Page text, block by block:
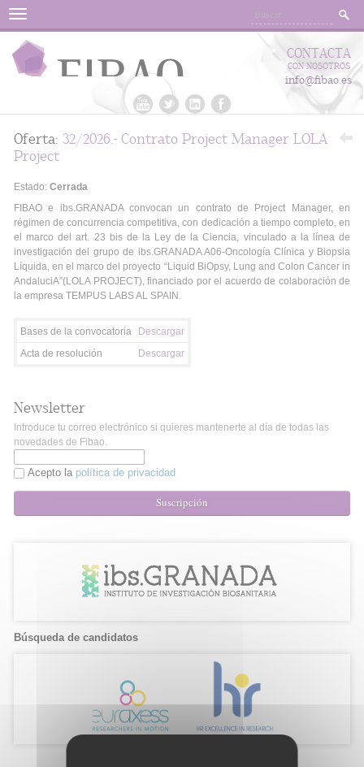
Menu
CONTACTA
CON NOSOTROS
info@fibao.es
Oferta: 32/2026.- Contrato Project Manager LOLA
Project
Estado: Cerrada
FIBAO e ibs.GRANADA convocan un contrato de Project Manager, en
régimen de concurrencia competitiva, con dedicación a tiempo completo, en
el marco del art. 23 bis de la Ley de la Ciencia, vinculado a la línea de
investigación del grupo de ibs.GRANADA A06-Oncología Clínica y Biopsia
Líquida, en el marco del proyecto “Liquid BiOpsy, Lung and Colon Cancer in
AndaluciA”(LOLA PROJECT), financiado por el acuerdo de colaboración de
la empresa TEMPUS LABS AL SPAIN.
Bases de la convocatoria
Descargar
Acta de resolución
Descargar
Newsletter
Introduce tu correo electrónico si quieres mantenerte al día de todas las
novedades de Fibao.
Acepto la política de privacidad
Suscripción
Búsqueda de candidatos